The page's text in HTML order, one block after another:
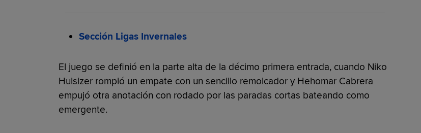
Sección Ligas Invernales
El juego se definió en la parte alta de la décimo primera entrada, cuando Niko
Hulsizer rompió un empate con un sencillo remolcador y Hehomar Cabrera
empujó otra anotación con rodado por las paradas cortas bateando como
emergente.